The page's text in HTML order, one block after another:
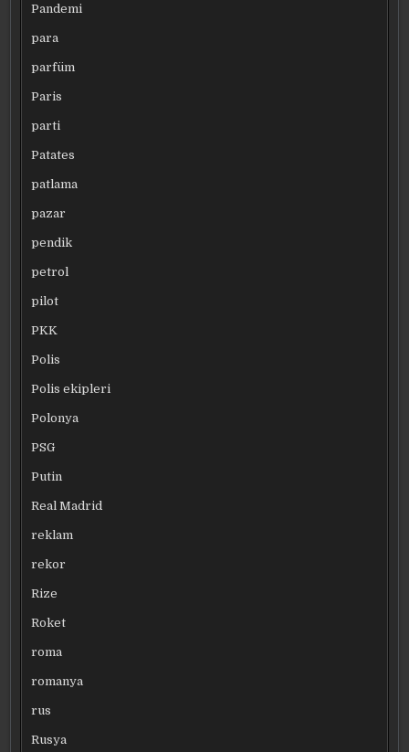
Pandemi
para
parfüm
Paris
parti
Patates
patlama
pazar
pendik
petrol
pilot
PKK
Polis
Polis ekipleri
Polonya
PSG
Putin
Real Madrid
reklam
rekor
Rize
Roket
roma
romanya
rus
Rusya